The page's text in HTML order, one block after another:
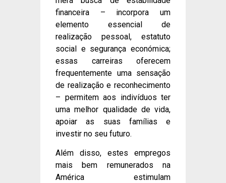
financeira – incorpora um
elemento essencial de
realização pessoal, estatuto
social e segurança económica;
essas carreiras oferecem
frequentemente uma sensação
de realização e reconhecimento
– permitem aos indivíduos ter
uma melhor qualidade de vida,
apoiar as suas famílias e
investir no seu futuro.
Além disso, estes empregos
mais bem remunerados na
América estimulam